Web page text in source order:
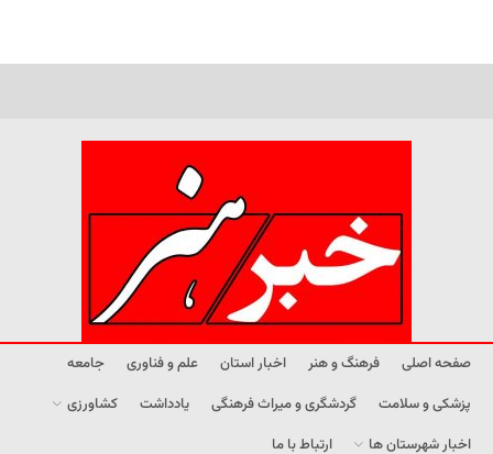
صفحه اصلی فرهنگ و هنر اخبار استان علم و فناوری
جامعه
پزشکی و سلامت
گردشگری و میراث فرهنگی یادداشت
کشاورزی
اخبار شهرستان ها
ارتباط با ما